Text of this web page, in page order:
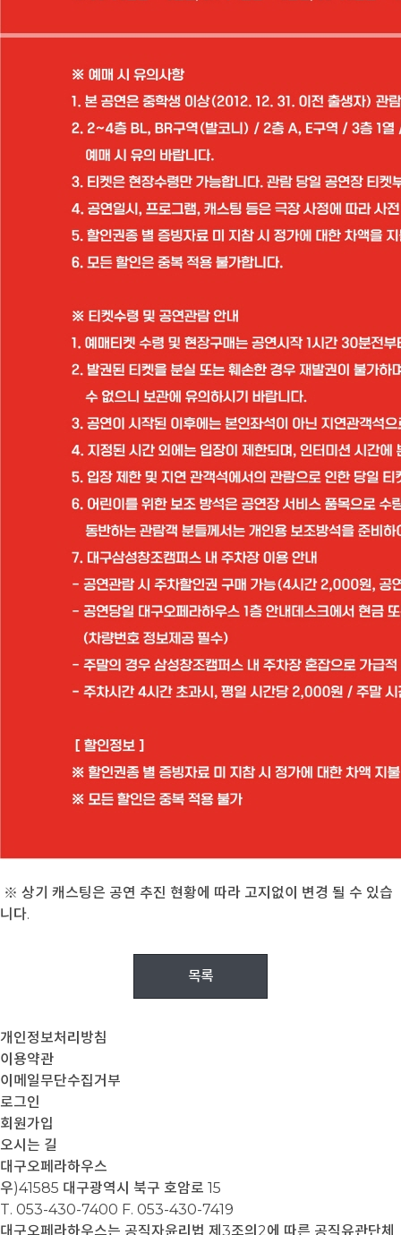
※ 상기 캐스팅은 공연 추진 현황에 따라 고지없이 변경 될 수 있습
니다.
목록
개인정보처리방침
이용약관
이메일무단수집거부
로그인
회원가입
오시는 길
대구오페라하우스
우)41585 대구광역시 북구 호암로 15
T. 053-430-7400 F. 053-430-7419
대구오페라하우스는 공직자윤리법 제3조의2에 따른 공직유관단체